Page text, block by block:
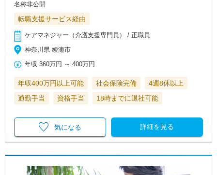
名称非公開
転職支援サービス経由
ケアマネジャー（介護支援専門員） / 正職員
神奈川県 綾瀬市
年収 360万円 ～400万円
年収400万円以上可能 社会保険完備
4週8休以上
通勤手当
資格手当 18時までに退社可能
詳細を見る
気になる